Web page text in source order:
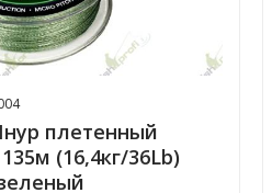
плетенный
135м (16,4кг/36Lb)